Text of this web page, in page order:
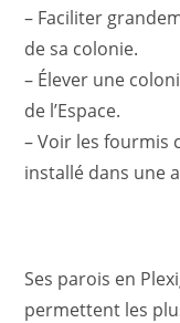
– Faciliter
de sa colonie.
– Élever une
de l’Espace.
– Voir les fourmis
installé dans une
Ses parois en
permettent les